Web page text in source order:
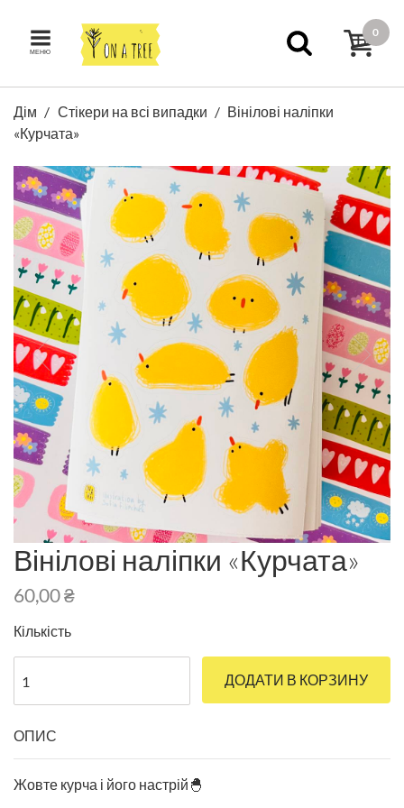
МЕНЮ
0
Дім Стікери на всі випадки
Вінілові наліпки
«Курчата»
Вінілові наліпки «Курчата»
60,00₴
Кількість
ДОДАТИ В КОРЗИНУ
ОПИС
Жовте курча і його настрій🐣